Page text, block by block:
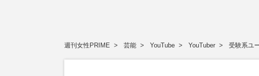
週刊女性PRIME 芸能 YouTube YouTuber 受験系ユ